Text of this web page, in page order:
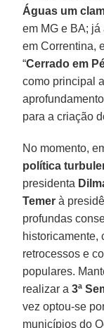
Águas um
em MG e BA;
em Correntina,
“Cerrado em
como principal
para a criação
No momento,
política
presidenta
Temer à
profundas
historicamente,
retrocessos e
populares.
realizar a3ª
vez optou-se
municípios do